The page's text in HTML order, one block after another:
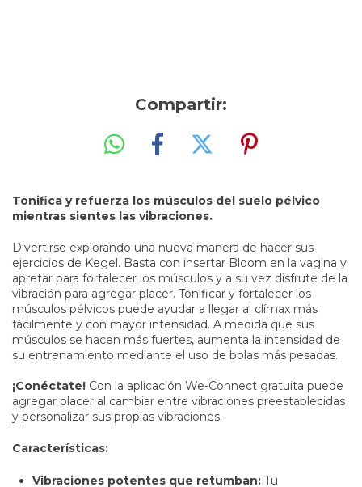
Compartir:
Tonifica y refuerza los músculos del suelo pélvico
mientras sientes las vibraciones.​
Divertirse explorando una nueva manera de hacer sus
ejercicios de Kegel. Basta con insertar Bloom en la vagina y
apretar para fortalecer los músculos y a su vez disfrute de la
vibración para agregar placer. Tonificar y fortalecer los
músculos pélvicos puede ayudar a llegar al clímax más
fácilmente y con mayor intensidad. A medida que sus
músculos se hacen más fuertes, aumenta la intensidad de
su entrenamiento mediante el uso de bolas más pesadas.
¡Conéctate! Con la aplicación We-Connect gratuita puede
agregar placer al cambiar entre vibraciones preestablecidas
y personalizar sus propias vibraciones.
Características:
Vibraciones potentes que retumban: Tu